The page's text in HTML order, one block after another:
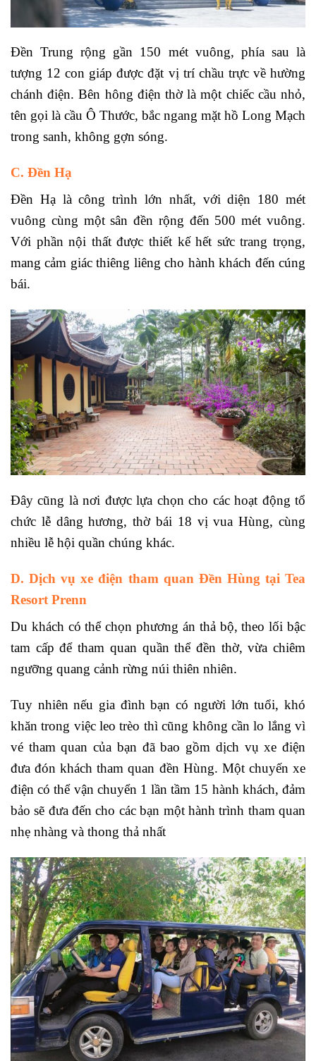
Đền Trung rộng gần 150 mét vuông, phía sau là
tượng 12 con giáp được đặt vị trí chầu trực về hường
chánh điện. Bên hông điện thờ là một chiếc cầu nhỏ,
tên gọi là cầu Ô Thước, bắc ngang mặt hồ Long Mạch
trong sanh, không gợn sóng.
C. Đền Hạ
Đền Hạ là công trình lớn nhất, với diện 180 mét
vuông cùng một sân đền rộng đến 500 mét vuông.
Với phần nội thất được thiết kế hết sức trang trọng,
mang cảm giác thiêng liêng cho hành khách đến cúng
bái.
Đây cũng là nơi được lựa chọn cho các hoạt động tổ
chức lễ dâng hương, thờ bái 18 vị vua Hùng, cùng
nhiều lễ hội quần chúng khác.
D. Dịch vụ xe điện tham quan Đền Hùng tại Tea
Resort Prenn
Du khách có thể chọn phương án thả bộ, theo lối bậc
tam cấp để tham quan quần thể đền thờ, vừa chiêm
ngưỡng quang cảnh rừng núi thiên nhiên.
Tuy nhiên nếu gia đình bạn có người lớn tuổi, khó
khăn trong việc leo trèo thì cũng không cần lo lắng vì
vé tham quan của bạn đã bao gồm dịch vụ xe điện
đưa đón khách tham quan đền Hùng. Một chuyến xe
điện có thể vận chuyển 1 lần tầm 15 hành khách, đảm
bảo sẽ đưa đến cho các bạn một hành trình tham quan
nhẹ nhàng và thong thả nhất